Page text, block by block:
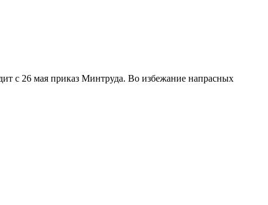
с 26 мая приказ Минтруда. Во избежание напрасных